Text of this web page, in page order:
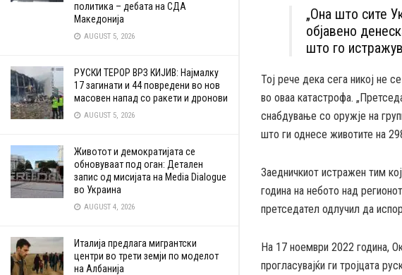
политика – дебата на СДА
Македонија
AUGUST 5, 2026
РУСКИ ТЕРОР ВРЗ КИЈИВ: Најмалку
17 загинати и 44 повредени во нов
масовен напад со ракети и дронови
AUGUST 5, 2026
Животот и демократијата се
обновуваат под оган: Детален
запис од мисијата на Media Dialogue
во Украина
AUGUST 4, 2026
Италија предлага мигрантски
центри во трети земји по моделот
на Албанија
„Она што сите
објавено
што го
Тој рече дека сега никој не
во оваа катастрофа.
снабдување со оружје на
што ги однесе животите на
Заедничкиот истражен тим
година на небото над
претседател одлучил да
На 17 ноември 2022 година,
прогласувајќи ги тројцата